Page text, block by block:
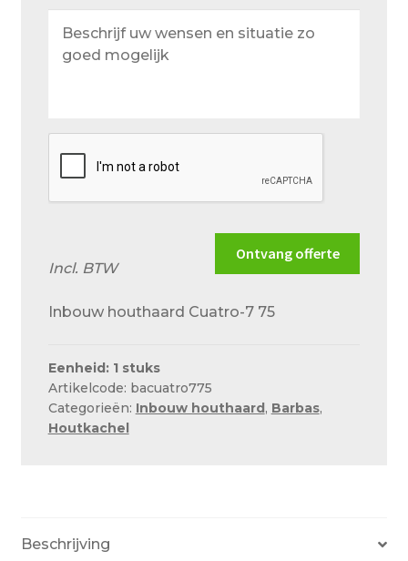
uw
wensen
Ontvang offerte
Incl. BTW
Inbouw houthaard Cuatro-7 75
Eenheid: 1 stuks
Artikelcode: bacuatro775
Categorieën: Inbouw houthaard, Barbas,
Houtkachel
Beschrijving